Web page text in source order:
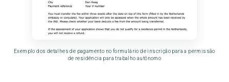
Exemplo dos detalhes de pagamento no formulário de inscrição para a permissão
de residência para trabalho autônomo